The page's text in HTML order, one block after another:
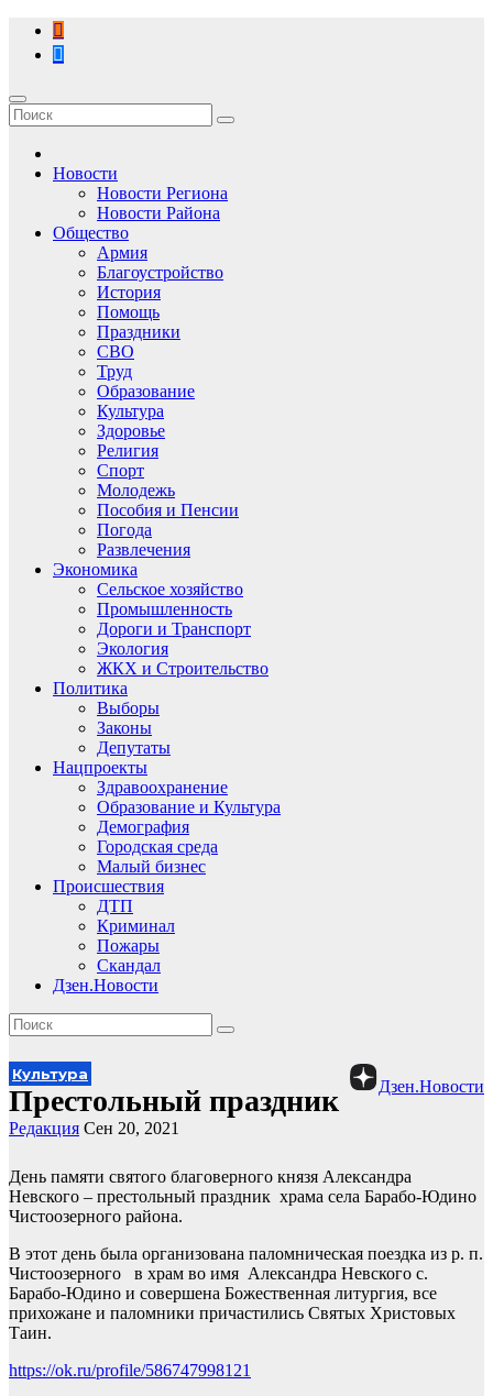
Перейти
содержимому
Новости
Новости Региона
Новости Района
Общество
Армия
Благоустройство
История
Помощь
Праздники
СВО
Труд
Образование
Культура
Здоровье
Религия
Спорт
Молодежь
Пособия и Пенсии
Погода
Развлечения
Экономика
Сельское хозяйство
Промышленность
Дороги и Транспорт
Экология
ЖКХ и Строительство
Политика
Выборы
Законы
Депутаты
Нацпроекты
Здравоохранение
Образование и Культура
Демография
Городская среда
Малый бизнес
Происшествия
ДТП
Криминал
Пожары
Скандал
Дзен.Новости
Дзен.Новости
Культура
Престольный праздник
Редакция Сен 20, 2021
День памяти святого благоверного князя Александра
Невского – престольный праздник храма села Барабо-Юдино
Чистоозерного района.
В этот день была организована паломническая поездка из р. п.
Чистоозерного в храм во имя Александра Невского с.
Барабо-Юдино и совершена Божественная литургия, все
прихожане и паломники причастились Святых Христовых
Таин.
https://ok.ru/profile/586747998121